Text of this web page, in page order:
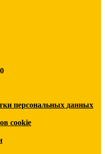
персональных данных
cookie